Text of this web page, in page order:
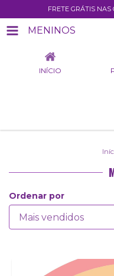
FRETE GRÁTIS
MENINOS
INÍCIO
Ordenar por